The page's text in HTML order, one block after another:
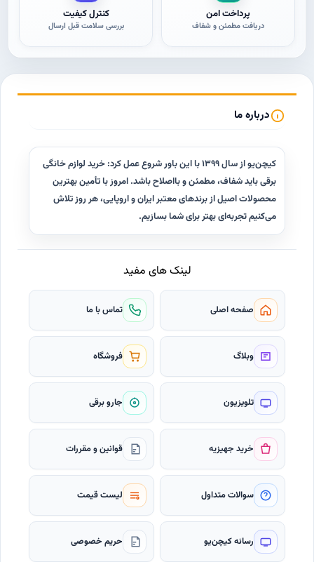
پرداخت امن
دریافت مطمئن و شفاف
کنترل کیفیت
بررسی سلامت قبل ارسال
درباره ما
کیچن‌یو از سال ۱۳۹۹ با این باور شروع عمل کرد: خرید لوازم خانگی
برقی باید شفاف، مطمئن و با‌اصلاح باشد. امروز با تأمین بهترین
محصولات اصیل از برندهای معتبر ایران و اروپایی، هر روز تلاش
می‌کنیم تجربه‌ای بهتر برای شما بسازیم.
لینک های مفید
صفحه اصلی تماس با ما
وبلاگ فروشگاه
تلویزیون جارو برقی
خرید جهیزیه قوانین و مقررات
سوالات متداول لیست قیمت
رسانه کیچن‌یو حریم خصوصی